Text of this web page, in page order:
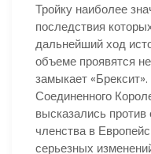
Тройку наиболее
последствия
дальнейший ход
объеме проявятся
замыкает
Соединенного
высказались
членства в
серьезных